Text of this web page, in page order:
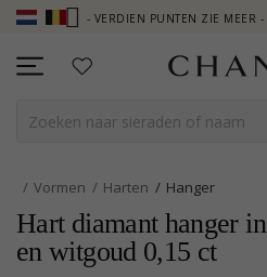
- VERDIEN PUNTEN ZIE MEER - KLIK HIER
Vormen Harten Hanger
Hart diamant hanger
en witgoud 0,15 ct